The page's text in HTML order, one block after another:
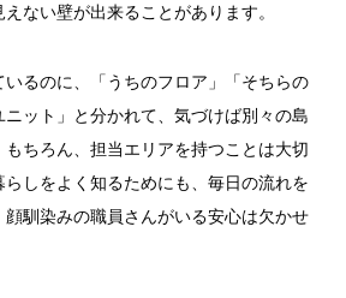
ない壁が出来ることがあります。
るのに、「うちのフロア」「そちらの
ット」と分かれて、気づけば別々の島
ちろん、担当エリアを持つことは大切
しをよく知るためにも、毎日の流れを
馴染みの職員さんがいる安心は欠かせ